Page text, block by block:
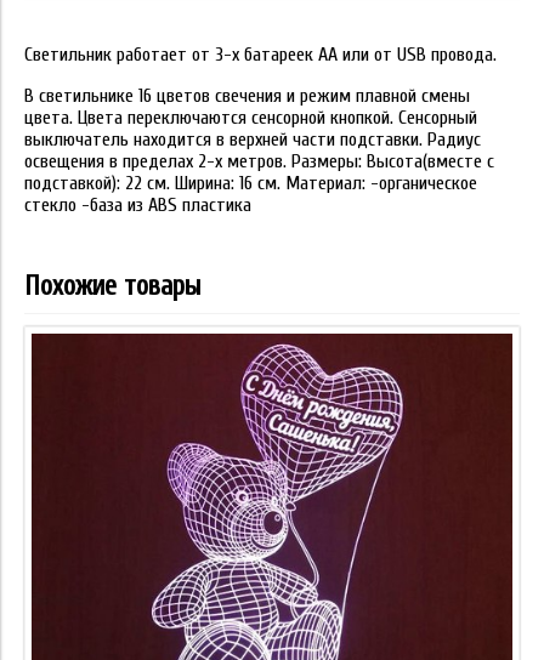
Светильник работает от 3-х батареек АА или от USB провода.
В светильнике 16 цветов свечения и режим плавной смены
цвета. Цвета переключаются сенсорной кнопкой. Сенсорный
выключатель находится в верхней части подставки. Радиус
освещения в пределах 2-х метров. Размеры: Высота(вместе с
подставкой): 22 см. Ширина: 16 см. Материал: -органическое
стекло -база из ABS пластика
Похожие товары